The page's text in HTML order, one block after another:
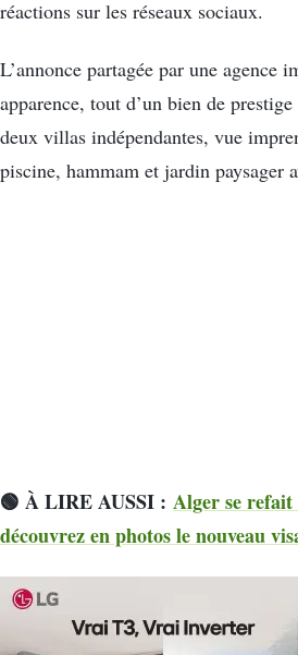
réactions sur les réseaux sociaux.
L’annonce partagée par une agence
apparence, tout d’un bien de prestige
deux villas indépendantes, vue
piscine, hammam et jardin paysager
🟢 À LIRE AUSSI : Alger se refait
découvrez en photos le nouveau